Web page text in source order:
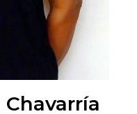
Chavarría